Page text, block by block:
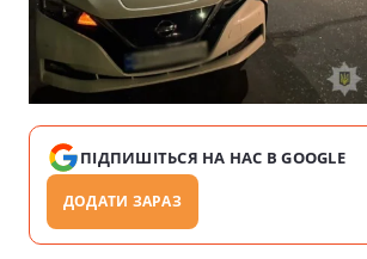
ПІДПИШІТЬСЯ НА НАС В GOOGLE
ДОДАТИ ЗАРАЗ